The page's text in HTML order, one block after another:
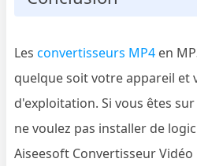
Lesconvertisseurs MP4 en
quelque soit votre appareil et
d'exploitation. Si vous êtes
ne voulez pas installer de
Aiseesoft Convertisseur